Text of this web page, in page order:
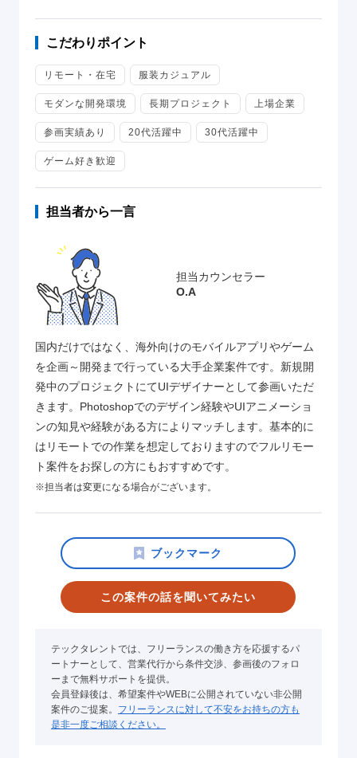
こだわりポイント
リモート・在宅 服装カジュアル
モダンな開発環境 長期プロジェクト 上場企業
参画実績あり 20代活躍中 30代活躍中
ゲーム好き歓迎
担当者から一言
担当カウンセラー
O.A
国内だけではなく、海外向けのモバイルアプリやゲーム
を企画～開発まで行っている大手企業案件です。新規開
発中のプロジェクトにてUIデザイナーとして参画いただ
きます。Photoshopでのデザイン経験やUIアニメーショ
ンの知見や経験がある方によりマッチします。基本的に
はリモートでの作業を想定しておりますのでフルリモー
ト案件をお探しの方にもおすすめです。
※担当者は変更になる場合がございます。
この案件の話を聞いてみたい
テックタレントでは、フリーランスの働き方を応援するパ
ートナーとして、営業代行から条件交渉、参画後のフォロ
ーまで無料サポートを提供。
会員登録後は、希望案件やWEBに公開されていない非公開
案件のご提案。 フリーランスに対して不安をお持ちの方も
是非一度ご相談ください。